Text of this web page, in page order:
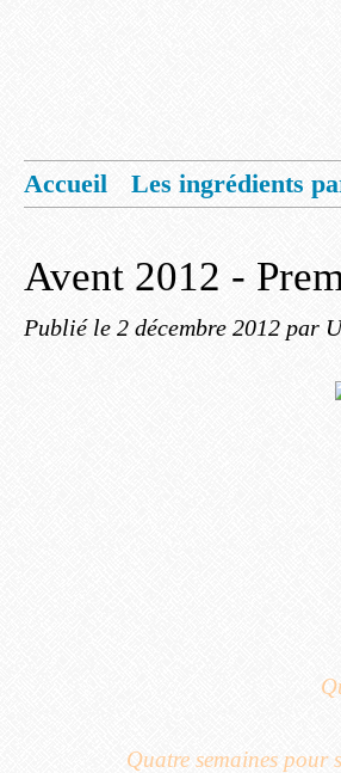
Accueil
Les ingrédients
Avent 2012 -
Publié le 2 décembre 2012 par
Quatre semaines pour